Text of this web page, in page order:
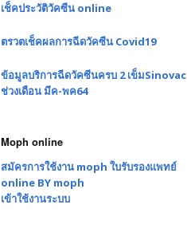
เช็คประวัติวัคซีน online
ตรวตเช็คผลการฉีดวัคซีน Covid19
ข้อมูลบริการฉีดวัคซีนครบ 2 เข็มSinovac
ช่วงเดือน มีค-พค64
Moph online
สมัครการใช้งาน moph ใบรับรองแพทย์
online BY moph
เข้าใช้งานระบบ